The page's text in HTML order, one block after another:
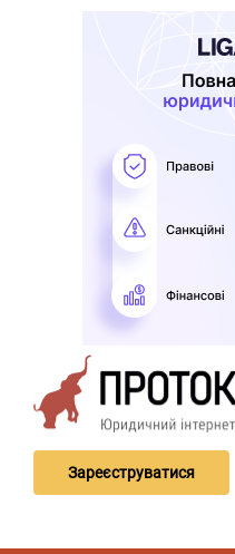
Зареєструватися